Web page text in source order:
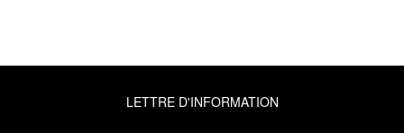
LETTRE D'INFORMATION